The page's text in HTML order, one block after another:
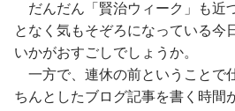
だんだん「賢治ウィーク」も近
となく気もそぞろになっている今
いかがおすごしでしょうか。
一方で、連休の前ということで
ちんとしたブログ記事を書く時間